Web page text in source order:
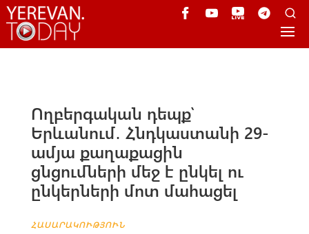
Ողբերգական դեպք՝
Երևանում․ Հնդկաստանի 29-
ամյա քաղաքացին
ցնցումների մեջ է ընկել ու
ընկերների մոտ մահացել
ՀԱՍԱՐԱԿՈՒԹՅՈՒՆ